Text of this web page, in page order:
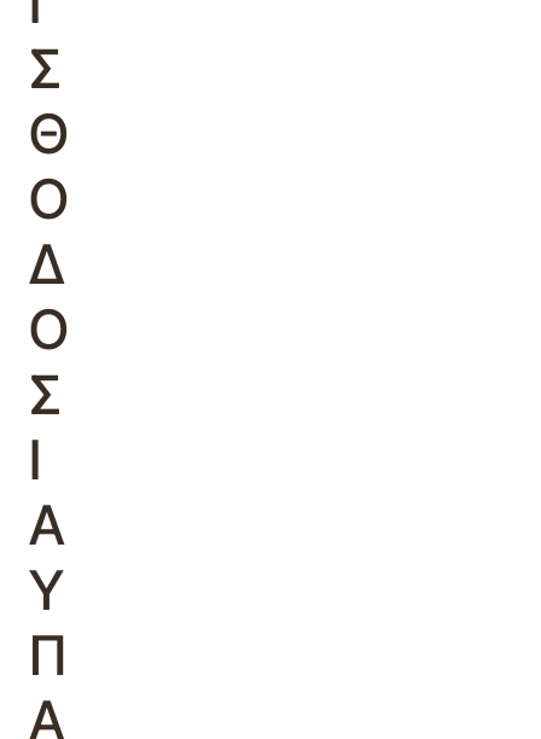
Σ
Θ
Ο
Δ
Ο
Σ
Ι
Α
Υ
Π
Α